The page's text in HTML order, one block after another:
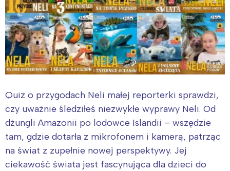
Quiz o przygodach Neli małej reporterki sprawdzi,
czy uważnie śledziłeś niezwykłe wyprawy Neli. Od
dżungli Amazonii po lodowce Islandii – wszędzie
tam, gdzie dotarła z mikrofonem i kamerą, patrząc
na świat z zupełnie nowej perspektywy. Jej
ciekawość świata jest fascynująca dla dzieci do